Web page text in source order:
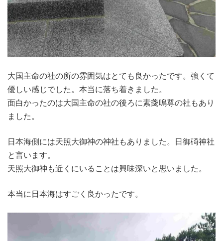
大国主命の社の所の雰囲気はとても良かったです。強くて
優しい感じでした。本当に落ち着きました。
面白かったのは大国主命の社の後ろに素戔嗚尊の社もあり
ました。
日本海側には天照大御神の神社もありました。日御碕神社
と言います。
天照大御神も近くにいることは興味深いと思いました。
本当に日本海はすごく良かったです。